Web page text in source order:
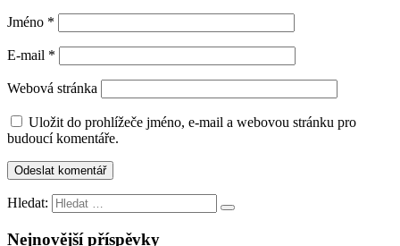
Jméno *
E-mail *
Webová stránka
Uložit do prohlížeče jméno, e-mail a webovou stránku pro
budoucí komentáře.
Hledat:
Nejnovější příspěvky